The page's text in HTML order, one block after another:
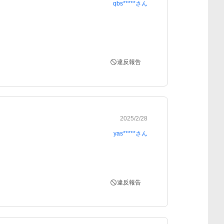
qbs*****さん
違反報告
2025/2/28
yas*****さん
違反報告